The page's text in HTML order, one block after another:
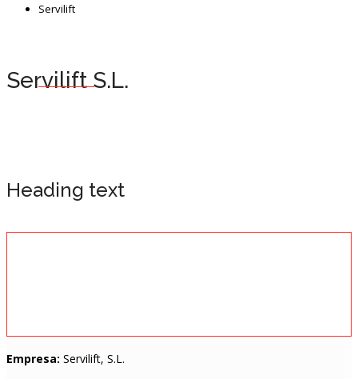
Servilift
Servilift S.L.
Heading text
Empresa: Servilift, S.L.